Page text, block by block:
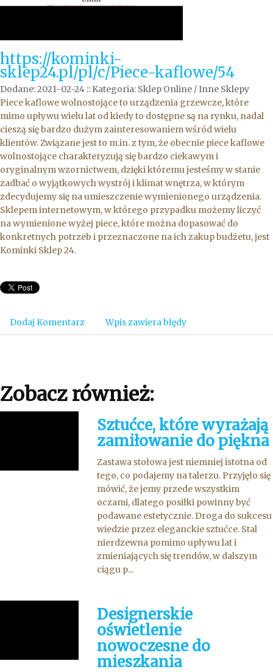
https://kominki-
sklep24.pl/pl/c/Piece-kaflowe/54
Dodane: 2021-02-24 :: Kategoria: Sklep Online / Inne Sklepy
Piece kaflowe wolnostojące to urządzenia grzewcze, które
mimo upływu wielu lat od kiedy to dostępne są na rynku, nadal
cieszą się bardzo dużym zainteresowaniem wśród wielu
klientów. Związane jest to m.in. z tym, że obecnie piece kaflowe
wolnostojące charakteryzują się bardzo ciekawym i
oryginalnym wzornictwem, dzięki któremu jesteśmy w stanie
zadbać o wyjątkowych wystrój i klimat wnętrza, w którym
zdecydujemy się na umieszczenie wymienionego urządzenia.
Sklepem internetowym, w którego przypadku możemy liczyć
na wymienione wyżej piece, które można dopasować do
konkretnych potrzeb i przeznaczone na ich zakup budżetu, jest
Kominki Sklep 24.
Dodaj Komentarz Wpis zawiera błędy
Zobacz również:
Sztućce, które wyrażają
zamiłowanie do piękna
Zastawa stołowa jest niemniej istotna od
tego, co podajemy na talerzu. Przyjęło się
mówić, że jemy przede wszystkim
oczami, dlatego posiłki powinny być
podawane estetycznie. Droga do sukcesu
wiedzie przez eleganckie sztućce. Stal
nierdzewna pomimo upływu lat i
zmieniających się trendów, w dalszym
ciągu p...
Designerskie
oświetlenie
nowoczesne do
mieszkania